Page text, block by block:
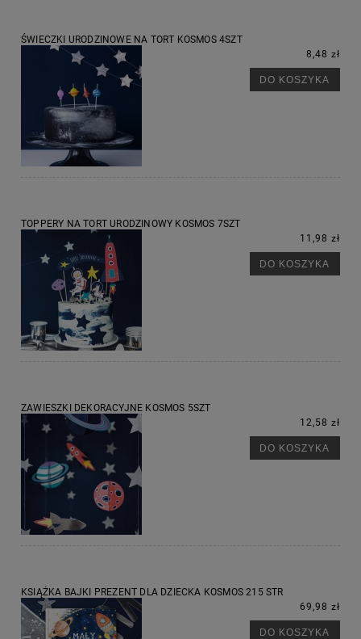
ŚWIECZKI URODZINOWE NA TORT KOSMOS 4SZT
8,48 zł
DO KOSZYKA
TOPPERY NA TORT URODZINOWY KOSMOS 7SZT
11,98 zł
DO KOSZYKA
ZAWIESZKI DEKORACYJNE KOSMOS 5SZT
12,58 zł
DO KOSZYKA
KSIĄŻKA BAJKI PREZENT DLA DZIECKA KOSMOS 215 STR
69,98 zł
DO KOSZYKA